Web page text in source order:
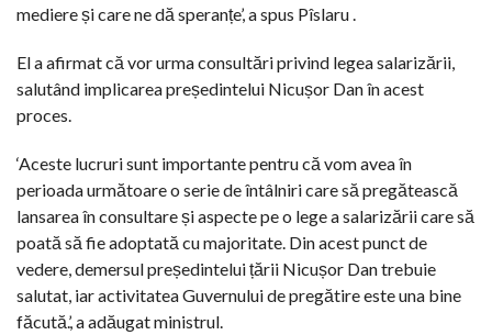
mediere și care ne dă speranțe’, a spus Pîslaru .
El a afirmat că vor urma consultări privind legea salarizării,
salutând implicarea președintelui Nicușor Dan în acest
proces.
‘Aceste lucruri sunt importante pentru că vom avea în
perioada următoare o serie de întâlniri care să pregătească
lansarea în consultare și aspecte pe o lege a salarizării care să
poată să fie adoptată cu majoritate. Din acest punct de
vedere, demersul președintelui țării Nicușor Dan trebuie
salutat, iar activitatea Guvernului de pregătire este una bine
făcută.’, a adăugat ministrul.